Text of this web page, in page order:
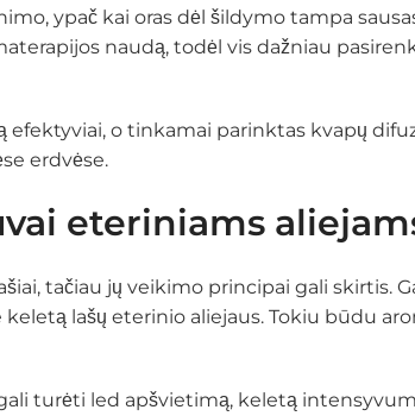
ypač kai oras dėl šildymo tampa
naudą, todėl vis dažniau
efektyviai, o tinkamai parinktas kvapų
erdvėse.
eteriniams
tačiau jų veikimo principai gali skirtis.
lašų eterinio aliejaus. Tokiu būdu
turėti led apšvietimą, keletą